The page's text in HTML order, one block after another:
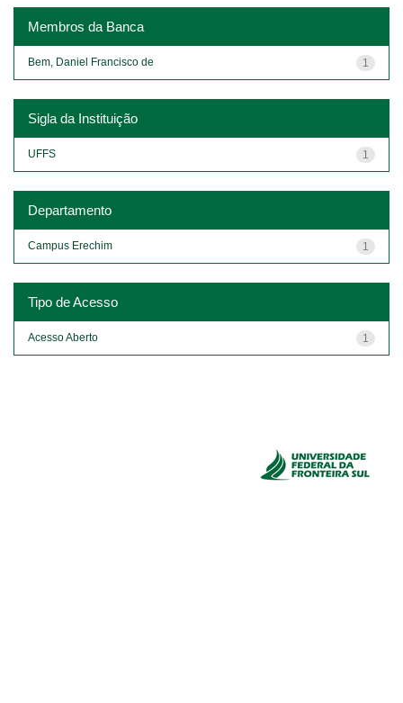
Membros da Banca
1
Bem, Daniel Francisco de
Sigla da Instituição
1
UFFS
Departamento
1
Campus Erechim
Tipo de Acesso
1
Acesso Aberto